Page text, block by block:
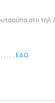
στο
ΕΔΩ